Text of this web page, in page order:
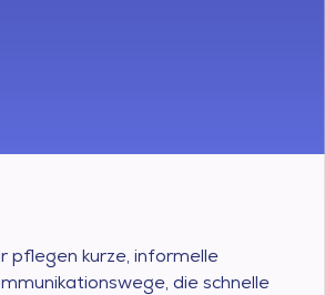
pflegen kurze, informelle
die schnelle